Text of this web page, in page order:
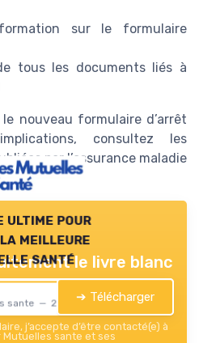
sur le formulaire
tous les documents liés à
nouveau formulaire d’arrêt
consultez les
par l’assurance maladie
ultime pour
meilleure
santé
sante — 2026
le livre blanc
➔ Télécharger
j’accepte d’être contacté(e) à
sante et ses